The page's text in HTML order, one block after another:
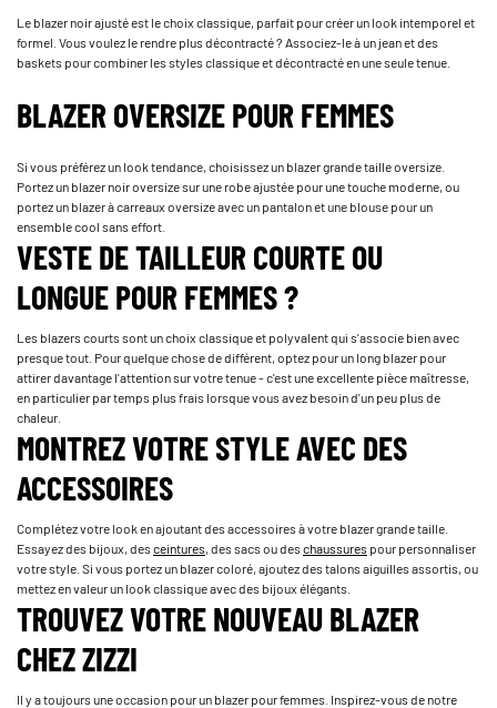
Le blazer noir ajusté est le choix classique, parfait pour créer un look intemporel et
formel. Vous voulez le rendre plus décontracté ? Associez-le à un jean et des
baskets pour combiner les styles classique et décontracté en une seule tenue.
BLAZER OVERSIZE POUR FEMMES
Si vous préférez un look tendance, choisissez un blazer grande taille oversize.
Portez un blazer noir oversize sur une robe ajustée pour une touche moderne, ou
portez un blazer à carreaux oversize avec un pantalon et une blouse pour un
ensemble cool sans effort.
VESTE DE TAILLEUR COURTE OU
LONGUE POUR FEMMES ?
Les blazers courts sont un choix classique et polyvalent qui s'associe bien avec
presque tout. Pour quelque chose de différent, optez pour un long blazer pour
attirer davantage l'attention sur votre tenue - c'est une excellente pièce maîtresse,
en particulier par temps plus frais lorsque vous avez besoin d'un peu plus de
chaleur.
MONTREZ VOTRE STYLE AVEC DES
ACCESSOIRES
Complétez votre look en ajoutant des accessoires à votre blazer grande taille.
Essayez des bijoux, desceintures, des sacs ou deschaussurespour personnaliser
votre style. Si vous portez un blazer coloré, ajoutez des talons aiguilles assortis, ou
mettez en valeur un look classique avec des bijoux élégants.
TROUVEZ VOTRE NOUVEAU BLAZER
CHEZ ZIZZI
Il y a toujours une occasion pour un blazer pour femmes. Inspirez-vous de notre